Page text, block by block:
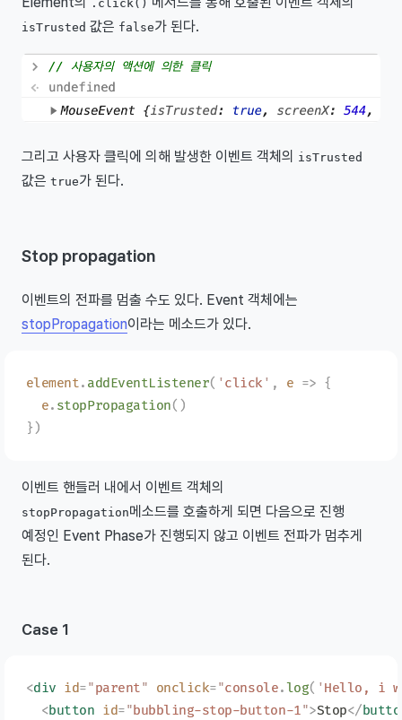
.click()
isTrusted 값은 false가 된다.
그리고 사용자 클릭에 의해 발생한 이벤트 객체의 isTrusted
값은 true가 된다.
Stop propagation
이벤트의 전파를 멈출 수도 있다. Event 객체에는
stopPropagation이라는 메소드가 있다.
element. addEventListener( 'click ' , e => {
  e
. stopPropagation()
})
이벤트 핸들러 내에서 이벤트 객체의
stopPropagation메소드를 호출하게 되면 다음으로 진행
예정인 Event Phase가 진행되지 않고 이벤트 전파가 멈추게
된다.
Case 1
<div id="parent" onclick="console.log( 'Hello, i
  <
button id="bubbling-stop-button-1">Stop</